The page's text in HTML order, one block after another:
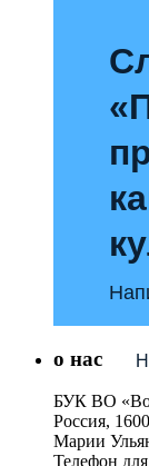
о нас
БУК ВО
Россия,
Марии
Телефон